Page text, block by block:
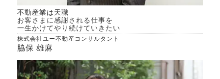
不動産業は天職
お客さまに感謝される仕事を
一生かけてやり続けていきたい
株式会社ユー不動産コンサルタント
脇保 雄麻